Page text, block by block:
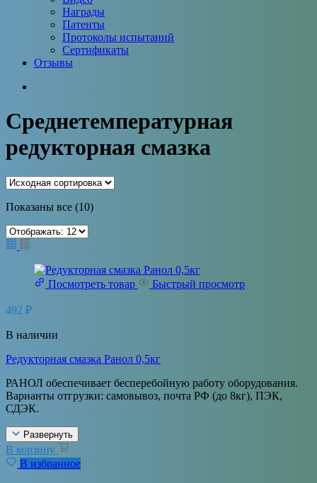
Награды
Патенты
Протоколы испытаний
Сертификаты
Отзывы
Среднетемпературная
редукторная смазка
Показаны все (10)
Посмотреть товар Быстрый просмотр
492 ₽
В наличии
Редукторная смазка Ранол 0,5кг
РАНОЛ обеспечивает бесперебойную работу оборудования.
Варианты отгрузки: самовывоз, почта РФ (до 8кг), ПЭК,
СДЭК.
Развернуть
В корзину
В избранное